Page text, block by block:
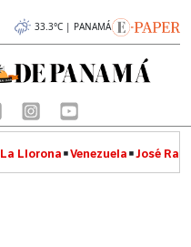
33.3°C | PANAMÁ
La Llorona Venezuela José